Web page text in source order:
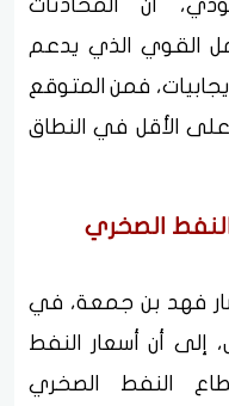
أن المحادثات
القوي الذي يدعم
فمن المتوقع
على الأقل في النطاق
الصخري
فهد بن جمعة، في
إلى أن أسعار النفط
النفط الصخري